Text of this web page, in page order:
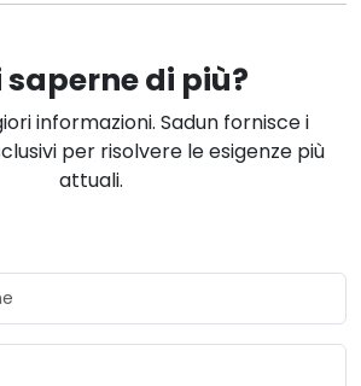
saperne di più?
informazioni. Sadun fornisce i
per risolvere le esigenze più
attuali.